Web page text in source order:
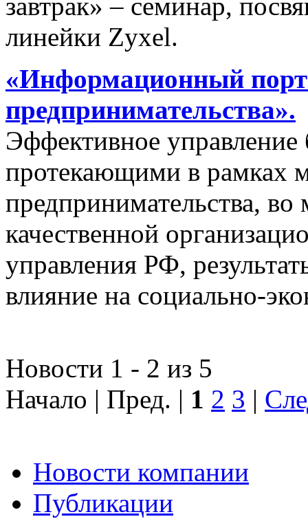
завтрак» – семинар,
линейки Zyxel.
«Информационный
предпринимательства».
Эффективное управление
протекающими в рамках
предпринимательства,
качественной
управления РФ,
влияние на социально-
Новости 1 - 2 из 5
Начало | Пред. | 1 2 3 |
Новости компании
Публикации